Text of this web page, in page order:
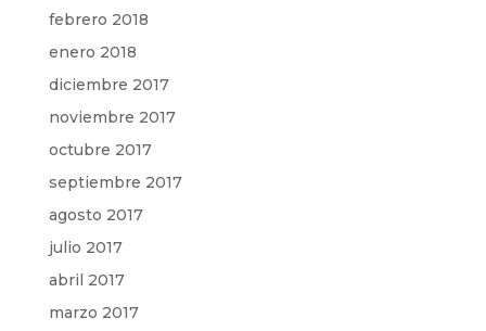
febrero 2018
enero 2018
diciembre 2017
noviembre 2017
octubre 2017
septiembre 2017
agosto 2017
julio 2017
abril 2017
marzo 2017